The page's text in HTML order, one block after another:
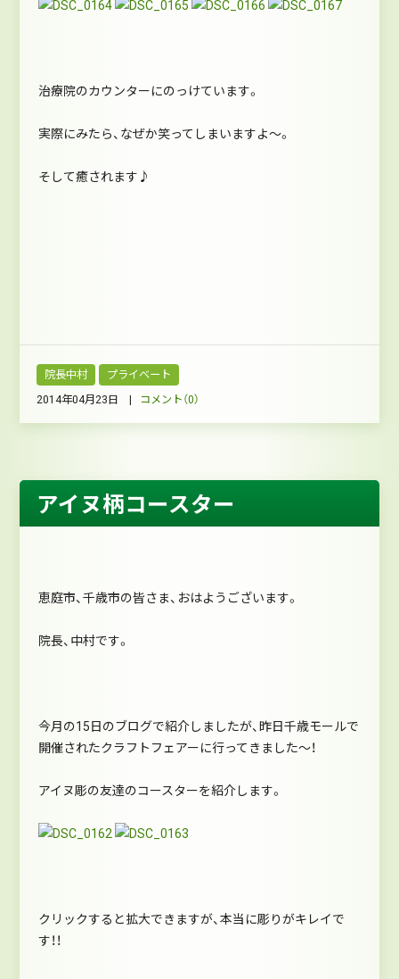
治療院のカウンターにのっけています。
実際にみたら、なぜか笑ってしまいますよ～。
そして癒されます♪
院長中村 プライベート
2014年04月23日 | コメント（0）
アイヌ柄コースター
恵庭市、千歳市の皆さま、おはようございます。
院長、中村です。
今月の15日のブログで紹介しましたが、昨日千歳モールで
開催されたクラフトフェアーに行ってきました～！
アイヌ彫の友達のコースターを紹介します。
クリックすると拡大できますが、本当に彫りがキレイで
す！！